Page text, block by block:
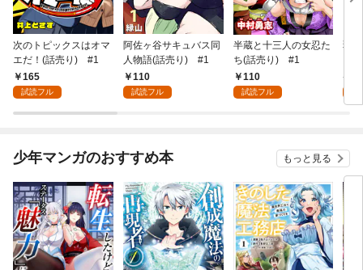
次のトピックスはオマ
エだ！(話売り) #1
165
試読フル
阿佐ヶ谷サキュバス同
人物語(話売り) #1
110
試読フル
半蔵と十三人の女忍た
ち(話売り) #1
110
試読フル
弱
少年マンガのおすすめ本 もっと見る